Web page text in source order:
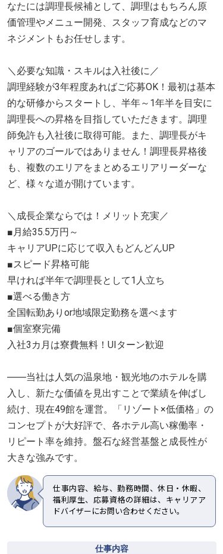
なたには調理長候補として、調理はもちろん原
価管理やメニュー開発、スタッフ育成などのマ
ネジメントもお任せします。
＼必要な知識・スキルは入社後に／
調理経験が3年程度あればご応募OK！最初は基本
的な研修からスタートし、半年～1年半を目安に
調理長への昇格を目指していただきます。調理
師免許も入社後に取得可能。また、調理長がキ
ャリアのゴールではありません！調理長昇格後
も、複数のエリアをまとめるエリアリーダーな
ど、様々な道が開けています。
＼成長企業ならでは！メリット充実／
■月給35.5万円～
キャリアUPに応じて収入もどんどんUP
■スピード昇格可能
早ければ半年で調理長として1人立ち
■選べる働き方
全国転勤ありor地域限定勤務を選べます
■個室寮完備
入社3カ月は寮費無料！UIターン歓迎
――当社は人気の温泉地・観光地のホテルを購
入し、新たな価値を見出すことで業績を伸ばし
続け、現在49館を運営。「リゾート×低価格」の
コンセプトが大好評で、各ホテル高い稼働率・
リピート率を維持。盤石な経営基盤と成長性が
大きな強みです。
仕事内容、給与、勤務時間、休日・休暇、
福利厚生、応募資格の詳細は、キャリアア
ドバイザーにお問い合わせください。
仕事内容